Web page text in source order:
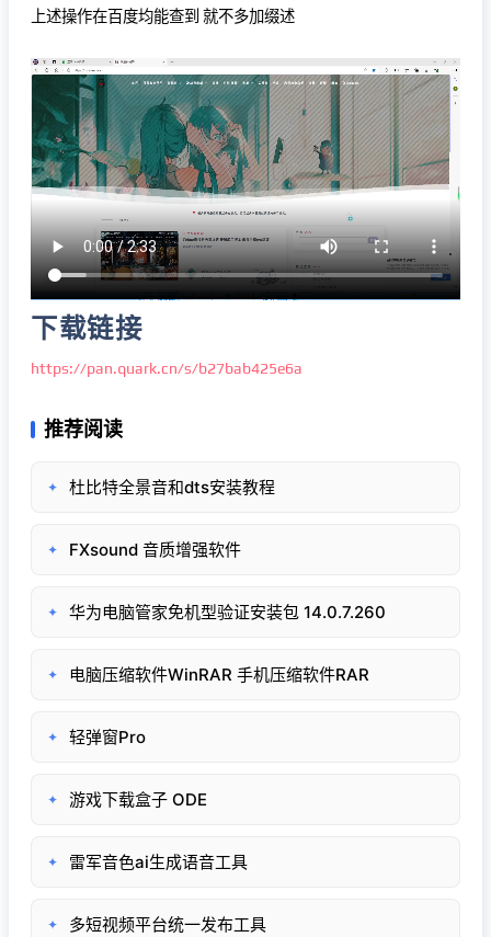
上述操作在百度均能查到 就不多加缀述
下载链接
https://pan.quark.cn/s/b27bab425e6a
推荐阅读
✦ 杜比特全景音和dts安装教程
✦ FXsound 音质增强软件
✦ 华为电脑管家免机型验证安装包 14.0.7.260
✦ 电脑压缩软件WinRAR 手机压缩软件RAR
✦ 轻弹窗Pro
✦ 游戏下载盒子 ODE
✦ 雷军音色ai生成语音工具
✦ 多短视频平台统一发布工具